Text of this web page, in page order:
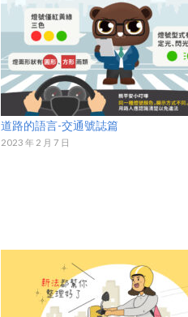
道路的語言-交通號誌篇
2023 年 2 月 7 日